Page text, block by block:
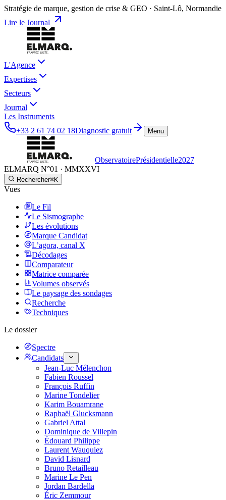
Stratégie de marque, gestion de crise & GEO · Saint-Lô, Normandie
Lire le Journal
L'Agence
Expertises
Secteurs
Journal
Les Instruments
+33 2 61 74 02 18Diagnostic gratuit Menu
ObservatoirePrésidentielle2027
ELMARQ N°01 · MMXXVI
Rechercher⌘K
Vues
Le Fil
Le Sismographe
Les évolutions
Marque Candidat
L’agora, canal X
Décodages
Comparateur
Matrice comparée
Volumes observés
Le paysage des sondages
Recherche
Techniques
Le dossier
Spectre
Candidats
Jean-Luc Mélenchon
Fabien Roussel
François Ruffin
Marine Tondelier
Karim Bouamrane
Raphaël Glucksmann
Gabriel Attal
Dominique de Villepin
Édouard Philippe
Laurent Wauquiez
David Lisnard
Bruno Retailleau
Marine Le Pen
Jordan Bardella
Éric Zemmour